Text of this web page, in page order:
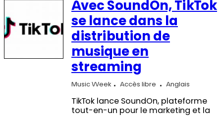
Avec SoundOn, TikTok
se lance dans la
distribution de
musique en
streaming
Music Week Accès libre Anglais
TikTok lance SoundOn, plateforme
tout-en-un pour le marketing et la